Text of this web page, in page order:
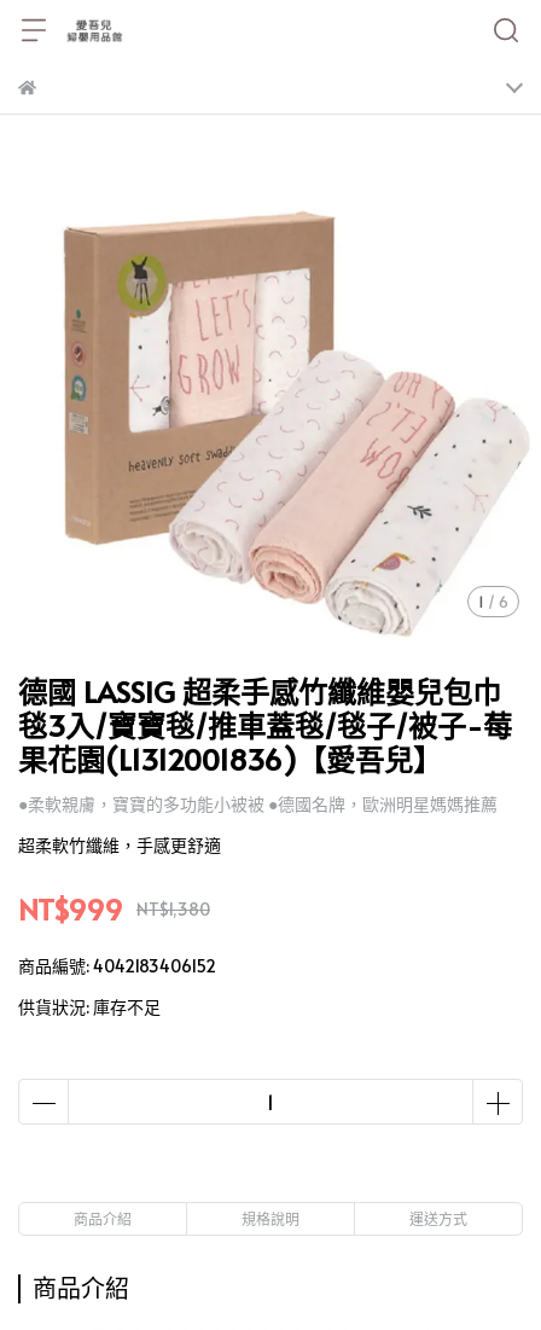
1 / 6
德國 LASSIG 超柔手感竹纖維嬰兒包巾
毯3入/寶寶毯/推車蓋毯/毯子/被子-莓
果花園(L1312001836)【愛吾兒】
●柔軟親膚，寶寶的多功能小被被 ●德國名牌，歐洲明星媽媽推薦
超柔軟竹纖維，手感更舒適
NT$999 NT$1,380
商品編號:4042183406152
供貨狀況: 庫存不足
商品介紹 規格說明 運送方式
商品介紹